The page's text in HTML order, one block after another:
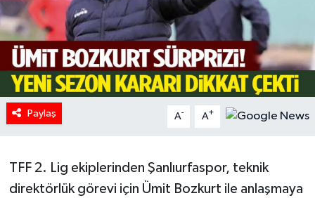
Paylaş A- A+
TFF 2. Lig ekiplerinden Şanlıurfaspor, teknik
direktörlük görevi için Ümit Bozkurt ile anlaşmaya
İlginç
KÜLTÜR SANAT
MAGAZİN
Oyun
RESMİ İLANLAR